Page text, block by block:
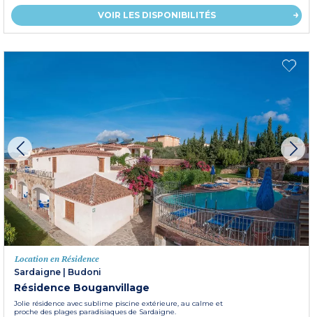
VOIR LES DISPONIBILITÉS
Location en Résidence
Sardaigne | Budoni
Résidence Bouganvillage
Jolie résidence avec sublime piscine extérieure, au calme et
proche des plages paradisiaques de Sardaigne.